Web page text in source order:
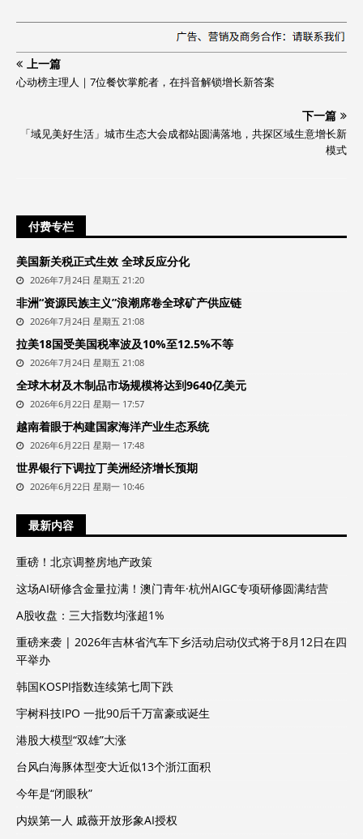
上一篇
心动榜主理人｜7位餐饮掌舵者，在抖音解锁增长新答案
下一篇
「域见美好生活」城市生态大会成都站圆满落地，共探区域生意增长新
模式
付费专栏
美国新关税正式生效 全球反应分化
2026年7月24日 星期五 21:20
非洲“资源民族主义”浪潮席卷全球矿产供应链
2026年7月24日 星期五 21:08
拉美18国受美国税率波及10%至12.5%不等
2026年7月24日 星期五 21:08
全球木材及木制品市场规模将达到9640亿美元
2026年6月22日 星期一 17:57
越南着眼于构建国家海洋产业生态系统
2026年6月22日 星期一 17:48
世界银行下调拉丁美洲经济增长预期
2026年6月22日 星期一 10:46
最新内容
重磅！北京调整房地产政策
这场AI研修含金量拉满！澳门青年·杭州AIGC专项研修圆满结营
A股收盘：三大指数均涨超1%
重磅来袭 | 2026年吉林省汽车下乡活动启动仪式将于8月12日在四
平举办
韩国KOSPI指数连续第七周下跌
宇树科技IPO 一批90后千万富豪或诞生
港股大模型“双雄”大涨
台风白海豚体型变大近似13个浙江面积
今年是“闭眼秋”
内娱第一人 戚薇开放形象AI授权